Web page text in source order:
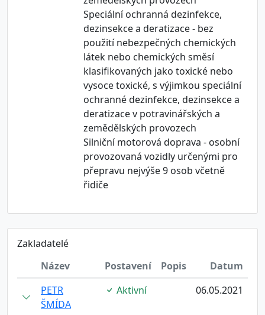
Speciální ochranná dezinfekce,
dezinsekce a deratizace - bez
použití nebezpečných chemických
látek nebo chemických směsí
klasifikovaných jako toxické nebo
vysoce toxické, s výjimkou speciální
ochranné dezinfekce, dezinsekce a
deratizace v potravinářských a
zemědělských provozech
Silniční motorová doprava - osobní
provozovaná vozidly určenými pro
přepravu nejvýše 9 osob včetně
řidiče
Zakladatelé
Název
Postavení Popis
Datum
PETR
ŠMÍDA
Aktivní 06.05.2021